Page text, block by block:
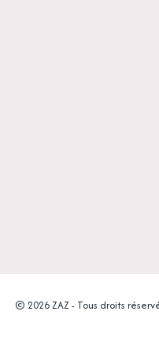
© 2026 ZAZ - Tous droits